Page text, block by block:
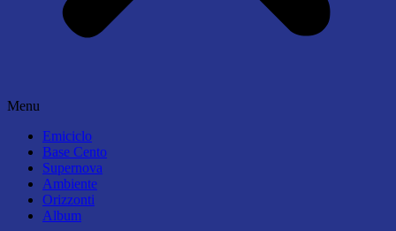
Menu
Emiciclo
Base Cento
Supernova
Ambiente
Orizzonti
Album